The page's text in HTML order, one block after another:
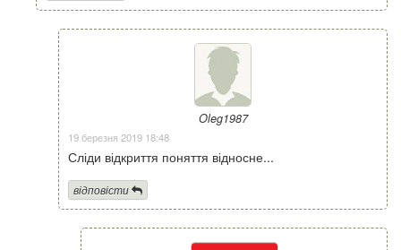
Oleg1987
19 березня 2019 18:48
Сліди відкриття поняття відносне...
відповісти